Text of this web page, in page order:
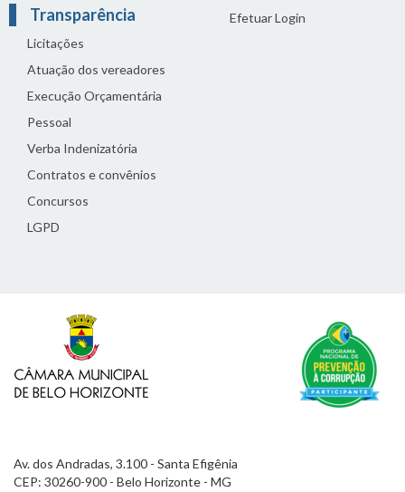
Transparência
Licitações
Atuação dos vereadores
Execução Orçamentária
Pessoal
Verba Indenizatória
Contratos e convênios
Concursos
LGPD
Efetuar Login
Av. dos Andradas, 3.100 - Santa Efigênia
CEP: 30260-900 - Belo Horizonte - MG